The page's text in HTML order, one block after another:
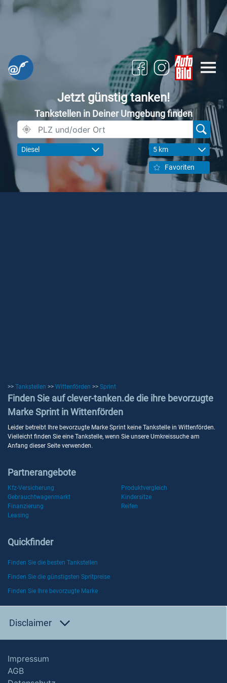
Jetzt günstig tanken!
Tankstellen in Deiner Umgebung finden
Diesel 5 km
Favoriten
>> Tankstellen >> Wittenförden >> Sprint
Finden Sie auf clever-tanken.de die ihre bevorzugte
Marke Sprint in Wittenförden
Leider betreibt Ihre bevorzugte Marke Sprint keine Tankstelle in Wittenförden.
Vielleicht finden Sie eine Tankstelle, wenn Sie unsere Umkreissuche am
Anfang dieser Seite verwenden.
Partnerangebote
Kfz-Versicherung
Produktvergleich
Gebrauchtwagenmarkt
Kindersitze
Finanzierung
Reifen
Leasing
Quickfinder
Finden Sie die besten Tankstellen
Finden Sie die günstigsten Spritpreise
Finden Sie Ihre bevorzugte Marke
Disclaimer
Impressum
AGB